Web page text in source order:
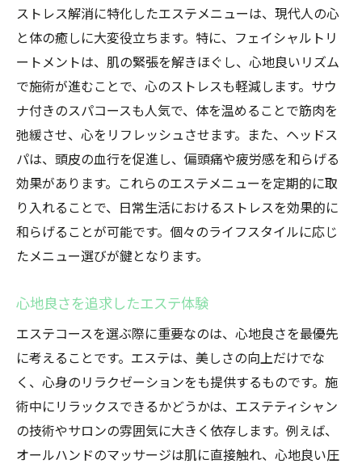
ストレス解消に特化したエステメニューは、現代人の心
と体の癒しに大変役立ちます。特に、フェイシャルトリ
ートメントは、肌の緊張を解きほぐし、心地良いリズム
で施術が進むことで、心のストレスも軽減します。サウ
ナ付きのスパコースも人気で、体を温めることで筋肉を
弛緩させ、心をリフレッシュさせます。また、ヘッドス
パは、頭皮の血行を促進し、偏頭痛や疲労感を和らげる
効果があります。これらのエステメニューを定期的に取
り入れることで、日常生活におけるストレスを効果的に
和らげることが可能です。個々のライフスタイルに応じ
たメニュー選びが鍵となります。
心地良さを追求したエステ体験
エステコースを選ぶ際に重要なのは、心地良さを最優先
に考えることです。エステは、美しさの向上だけでな
く、心身のリラクゼーションをも提供するものです。施
術中にリラックスできるかどうかは、エステティシャン
の技術やサロンの雰囲気に大きく依存します。例えば、
オールハンドのマッサージは肌に直接触れ、心地良い圧